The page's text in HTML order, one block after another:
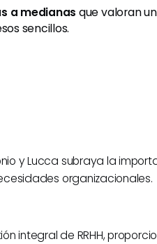
a medianas que valoran
sencillos.
y Lucca subraya la
organizacionales.
integral de RRHH,